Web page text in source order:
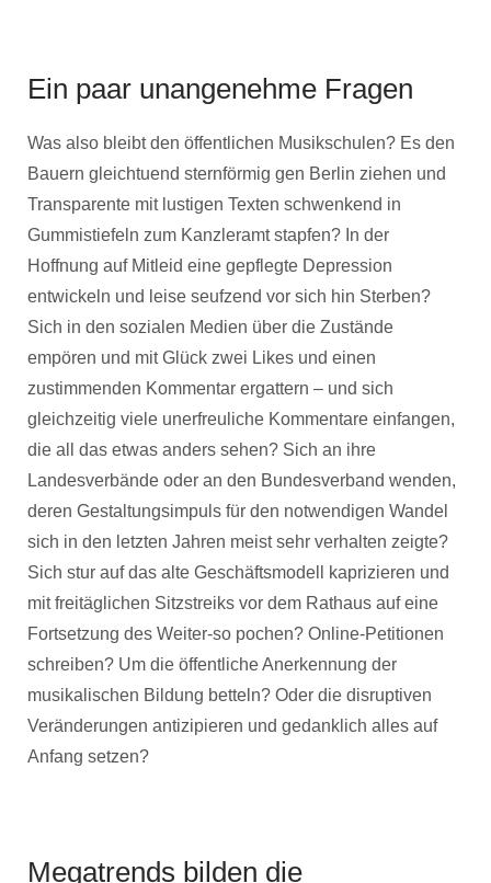
Ein paar unangenehme Fragen
Was also bleibt den öffentlichen Musikschulen? Es den
Bauern gleichtuend sternförmig gen Berlin ziehen und
Transparente mit lustigen Texten schwenkend in
Gummistiefeln zum Kanzleramt stapfen? In der
Hoffnung auf Mitleid eine gepflegte Depression
entwickeln und leise seufzend vor sich hin Sterben?
Sich in den sozialen Medien über die Zustände
empören und mit Glück zwei Likes und einen
zustimmenden Kommentar ergattern – und sich
gleichzeitig viele unerfreuliche Kommentare einfangen,
die all das etwas anders sehen? Sich an ihre
Landesverbände oder an den Bundesverband wenden,
deren Gestaltungsimpuls für den notwendigen Wandel
sich in den letzten Jahren meist sehr verhalten zeigte?
Sich stur auf das alte Geschäftsmodell kaprizieren und
mit freitäglichen Sitzstreiks vor dem Rathaus auf eine
Fortsetzung des Weiter-so pochen? Online-Petitionen
schreiben? Um die öffentliche Anerkennung der
musikalischen Bildung betteln? Oder die disruptiven
Veränderungen antizipieren und gedanklich alles auf
Anfang setzen?
Megatrends bilden die